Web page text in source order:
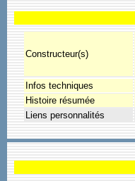
Constructeur(s)
Infos techniques
Histoire résumée
Liens personnalités